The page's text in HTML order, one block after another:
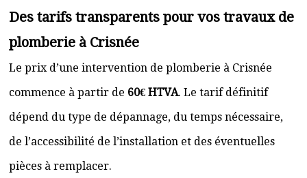
Des tarifs transparents pour vos travaux de
plomberie à Crisnée
Le prix d’une intervention de plomberie à Crisnée
commence à partir de 60€ HTVA. Le tarif définitif
dépend du type de dépannage, du temps nécessaire,
de l’accessibilité de l’installation et des éventuelles
pièces à remplacer.